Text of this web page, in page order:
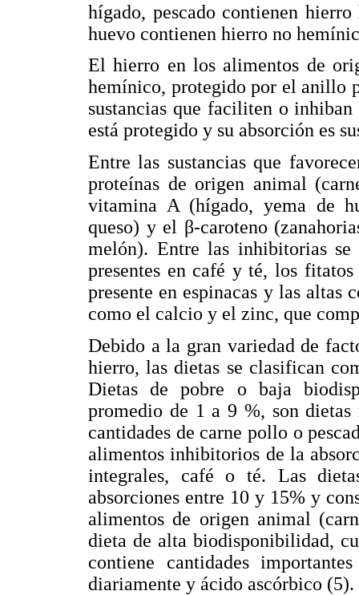
hígado, pescado contienen
huevo contienen hierro no
El hierro en los alimentos de
hemínico, protegido por el anillo
sustancias que faciliten o
está protegido y su absorción es
Entre las sustancias que
proteínas de origen animal
vitamina A (hígado, yema de
queso) y el β-caroteno
melón). Entre las inhibitorias se
presentes en café y té, los
presente en espinacas y las altas
como el calcio y el zinc, que
Debido a la gran variedad de
hierro, las dietas se clasifican
Dietas de pobre o baja
promedio de 1 a 9 %, son dietas
cantidades de carne pollo o
alimentos inhibitorios de la
integrales, café o té. Las
absorciones entre 10 y 15% y
alimentos de origen animal
dieta de alta biodisponibilidad,
contiene cantidades
diariamente y ácido ascórbico (5).